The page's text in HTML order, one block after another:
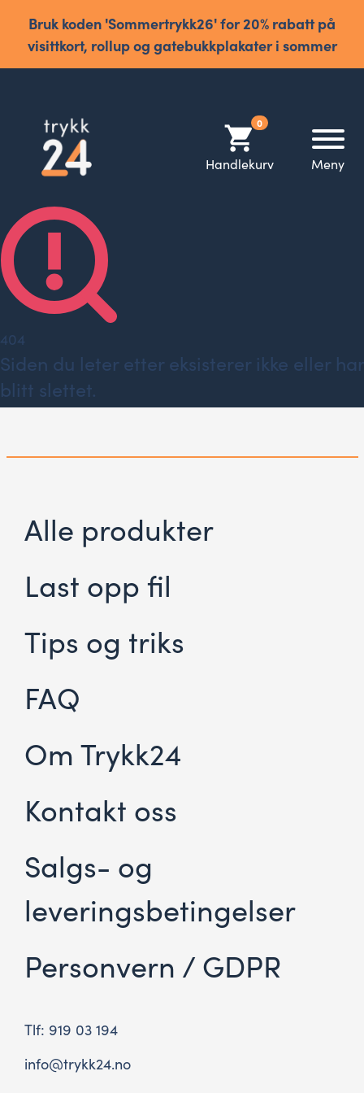
Bruk koden 'Sommertrykk26' for 20% rabatt på
visittkort, rollup og gatebukkplakater i sommer
shopping_cart0
Handlekurv Meny
404
Siden du leter etter eksisterer ikke eller har
blitt slettet.
Alle produkter
Last opp fil
Tips og triks
FAQ
Om Trykk24
Kontakt oss
Salgs- og
leveringsbetingelser
Personvern / GDPR
Tlf: 919 03 194
info@trykk24.no